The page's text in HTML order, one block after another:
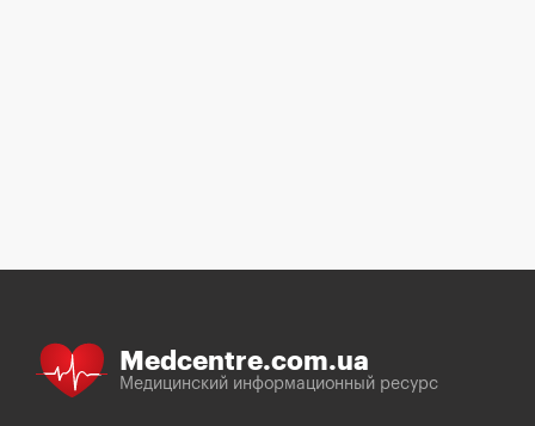
Medcentre.com.ua
Медицинский информационный ресурс